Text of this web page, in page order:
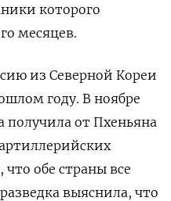
которого
месяцев.
из Северной Кореи
году. В ноябре
получила от Пхеньяна
обе страны все
выяснила, что